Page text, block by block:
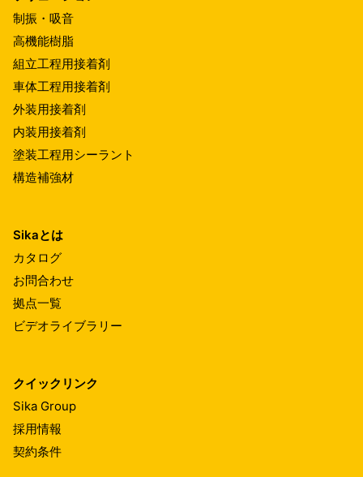
制振・吸音
高機能樹脂
組立工程用接着剤
車体工程用接着剤
外装用接着剤
内装用接着剤
塗装工程用シーラント
構造補強材
Sikaとは
カタログ
お問合わせ
拠点一覧
ビデオライブラリー
クイックリンク
Sika Group
採用情報
契約条件